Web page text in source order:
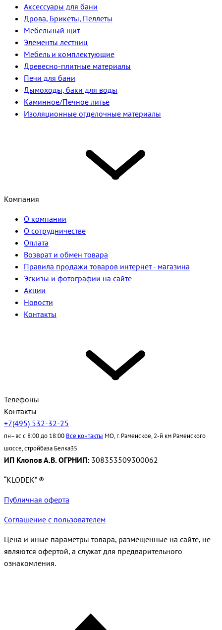
Аксессуары для бани
Дрова, Брикеты, Пеллеты
Мебельный щит
Элементы лестниц
Мебель и комплектующие
Древесно-плитные материалы
Печи для бани
Дымоходы, баки для воды
Каминное/Печное литье
Изоляционные отделочные материалы
Компания
О компании
О сотрудничестве
Оплата
Возврат и обмен товара
Правила продажи товаров интернет - магазина
Эскизы и фотографии на сайте
Акции
Новости
Контакты
Телефоны
Контакты
+7(495) 532-32-25
пн–вс с 8:00 до 18:00 Все контакты МО, г. Раменское, 2-й км Раменского
шоссе, стройбаза Белка35
ИП Клопов А.В. ОГРНИП: 308353509300062
“KLODEK” ®
Публичная оферта
Соглашение с пользователем
Цена и иные параметры товара, размещенные на сайте, не
являются офертой, а служат для предварительного
ознакомления.